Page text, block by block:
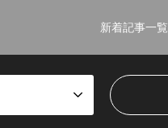
新着記事一覧